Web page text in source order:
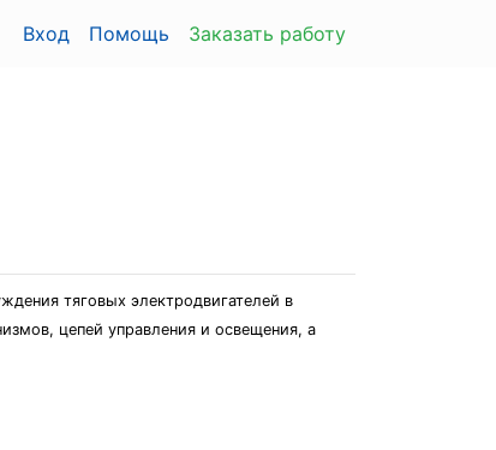
Вход Помощь Заказать работу
тяговых электродвигателей в
цепей управления и освещения, а